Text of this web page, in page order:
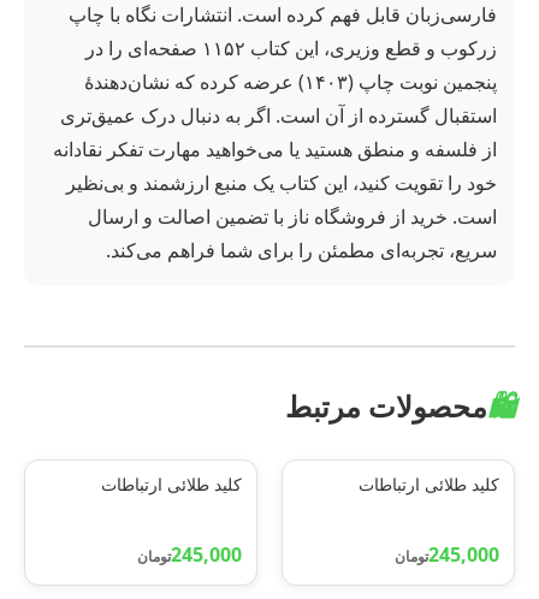
فارسی‌زبان قابل فهم کرده است. انتشارات نگاه با چاپ
زرکوب و قطع وزیری، این کتاب ۱۱۵۲ صفحه‌ای را در
پنجمین نوبت چاپ (۱۴۰۳) عرضه کرده که نشان‌دهندهٔ
استقبال گسترده از آن است. اگر به دنبال درک عمیق‌تری
از فلسفه و منطق هستید یا می‌خواهید مهارت تفکر نقادانه
خود را تقویت کنید، این کتاب یک منبع ارزشمند و بی‌نظیر
است. خرید از فروشگاه ناز با تضمین اصالت و ارسال
سریع، تجربه‌ای مطمئن را برای شما فراهم می‌کند.
🛍️محصولات مرتبط
کلید طلائی ارتباطات
245,000تومان
کلید طلائی ارتباطات
245,000تومان